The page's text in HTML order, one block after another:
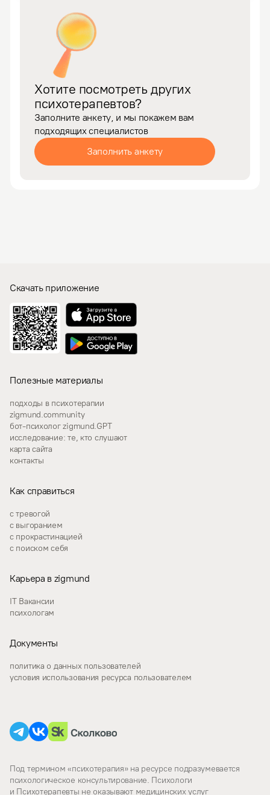
Хотите посмотреть других
психотерапевтов?
Заполните анкету, и мы покажем вам
подходящих специалистов
Заполнить анкету
Скачать приложение
Полезные материалы
подходы в психотерапии
zigmund.community
бот-психолог zigmund.GPT
исследование: те, кто слушают
карта сайта
контакты
Как справиться
с тревогой
с выгоранием
с прокрастинацией
с поиском себя
Карьера в zigmund
IT Вакансии
психологам
Документы
политика о данных пользователей
условия использования ресурса пользователем
Под термином «психотерапия» на ресурсе подразумевается
психологическое консультирование. Психологи
и Психотерапевты не оказывают медицинских услуг